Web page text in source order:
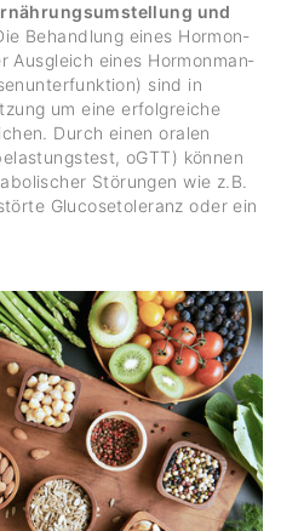
und
Behand­lung eines Hormo­n­
Ausgleich eines Hormon­man­
sind in
um eine erfolg­reiche
Durch einen oralen
oGTT) können
Störungen wie z.B.
Gluco­se­to­le­ranz oder ein